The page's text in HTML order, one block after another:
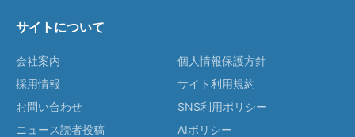
サイトについて
会社案内
採用情報
お問い合わせ
ニュース読者投稿
個人情報保護方針
サイト利用規約
SNS利用ポリシー
AIポリシー